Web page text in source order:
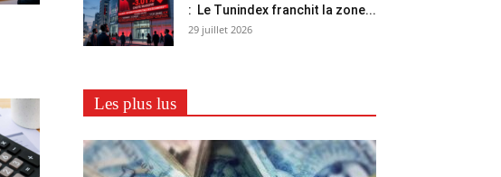
: Le Tunindex franchit la zone...
29 juillet 2026
Les plus lus